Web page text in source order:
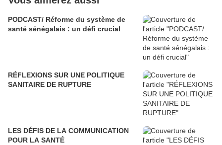
PODCAST/ Réforme du système de
santé sénégalais : un défi crucial
RÉFLEXIONS SUR UNE POLITIQUE
SANITAIRE DE RUPTURE
LES DÉFIS DE LA COMMUNICATION
POUR LA SANTÉ